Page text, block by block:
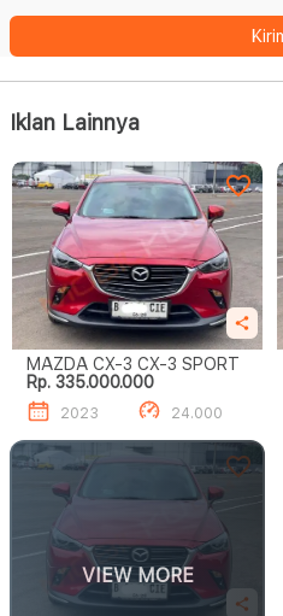
Iklan Lainnya
MAZDA CX-3 CX-3 SPORT
Rp. 335.000.000
2023 24.000
VIEW MORE